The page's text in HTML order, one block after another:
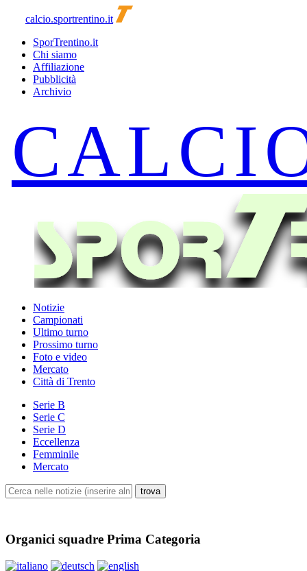
calcio.sportrentino.it
SporTrentino.it
Chi siamo
Affiliazione
Pubblicità
Archivio
Notizie
Campionati
Ultimo turno
Prossimo turno
Foto e video
Mercato
Città di Trento
Serie B
Serie C
Serie D
Eccellenza
Femminile
Mercato
Organici squadre Prima Categoria